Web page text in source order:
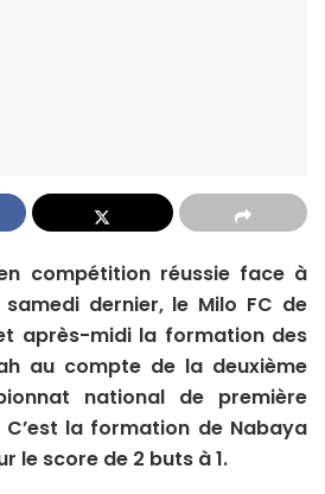
compétition réussie face à
samedi dernier, le Milo FC de
après-midi la formation des
au compte de la deuxième
national de première
C’est la formation de Nabaya
le score de 2 buts à 1.